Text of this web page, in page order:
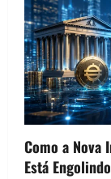
Como a
Está